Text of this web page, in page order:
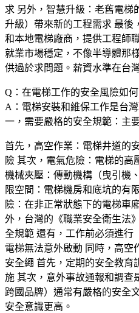
求 另外， 智慧升級 ：老舊電梯
升級）帶來新的工程需求 最後，
和本地電梯廠商，提供工程師
就業市場穩定，不像半導體那
供過於求問題。薪資水準在台
Q：在電梯工作的安全風險如
A：電梯安裝和維保工作是台
一，需要嚴格的安全規範：主
首先， 高空作業 ：電梯井道的
險 其次， 電氣危險 ：電梯的高
機械夾壓 ：傳動機構（曳引機
限空間 ：電梯機房和底坑的有
險 ：在非正常狀態下的電梯車
外，台灣的《職業安全衛生法
全規範 還有，工作前必須進行
電梯無法意外啟動 同時，高空
安全繩 首先，定期的安全教育
施 其次，意外事故通報和調查
跨國品牌）通常有嚴格的安全
安全意識更高。